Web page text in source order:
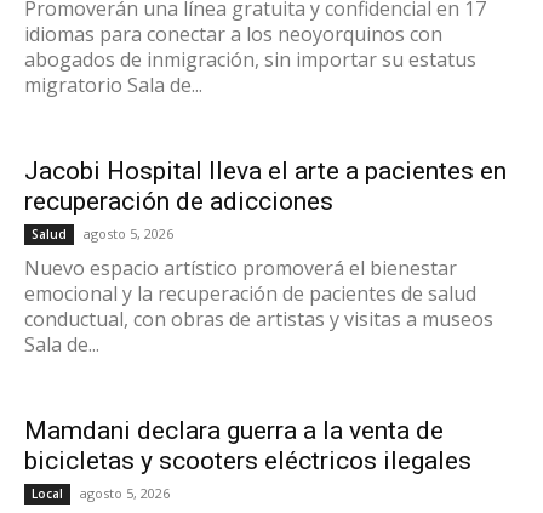
Promoverán una línea gratuita y confidencial en 17
idiomas para conectar a los neoyorquinos con
abogados de inmigración, sin importar su estatus
migratorio Sala de...
Jacobi Hospital lleva el arte a pacientes en
recuperación de adicciones
Salud agosto 5, 2026
Nuevo espacio artístico promoverá el bienestar
emocional y la recuperación de pacientes de salud
conductual, con obras de artistas y visitas a museos
Sala de...
Mamdani declara guerra a la venta de
bicicletas y scooters eléctricos ilegales
Local agosto 5, 2026